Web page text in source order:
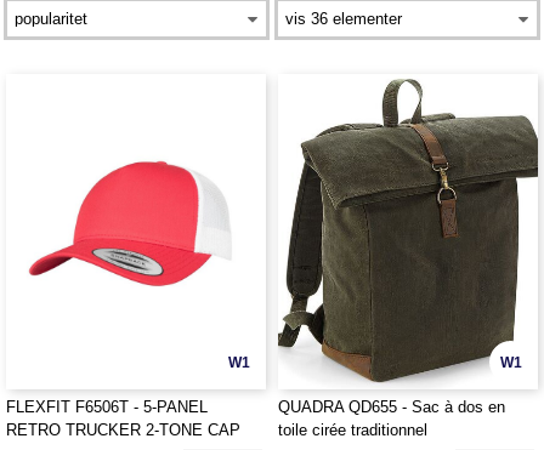
W1
FLEXFIT F6506T - 5-PANEL
RETRO TRUCKER 2-TONE CAP
W1
QUADRA QD655 - Sac à dos en
toile cirée traditionnel